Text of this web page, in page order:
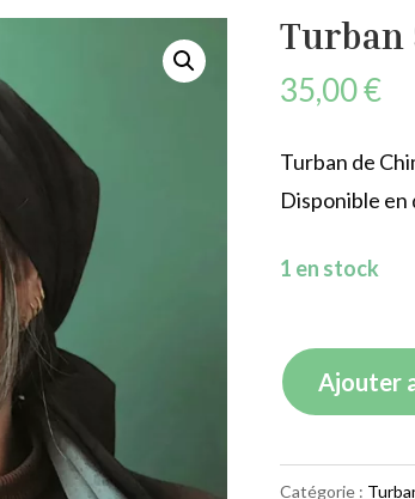
Turban
35,00€
Turban de
Disponible
1 en stock
quantité
de
Ajouter
Catégorie :